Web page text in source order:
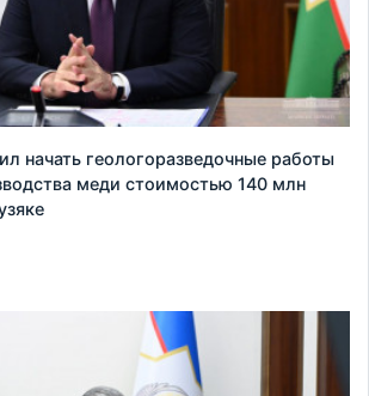
начать геологоразведочные работы
меди стоимостью 140 млн